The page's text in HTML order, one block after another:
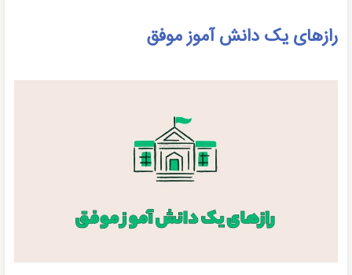
رازهای یک دانش آموز موفق